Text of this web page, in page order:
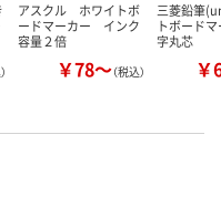
アスクル ホワイトボ
ードマーカー インク
容量２倍
￥78～（税込）
三菱鉛筆
トボード
字丸芯
￥